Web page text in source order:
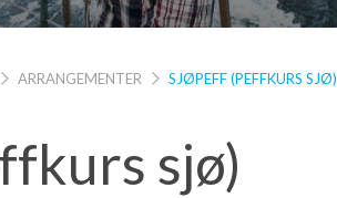
ARRANGEMENTER SJØPEFF (PEFFKURS SJØ)
sjø)